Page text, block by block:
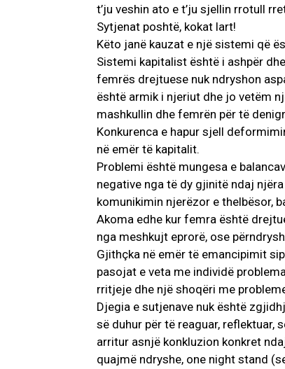
t’ju veshin ato e t’ju sjellin rrotull
Sytjenat poshtë, kokat lart!
Këto janë kauzat e një sistemi që
Sistemi kapitalist është i ashpër
femrës drejtuese nuk ndryshon
është armik i njeriut dhe jo vetëm
mashkullin dhe femrën për të
Konkurenca e hapur sjell
në emër të kapitalit.
Problemi është mungesa e
negative nga të dy gjinitë ndaj
komunikimin njerëzor e thelbësor,
Akoma edhe kur femra është
nga meshkujt eprorë, ose
Gjithçka në emër të emancipimit
pasojat e veta me individë
rritjeje dhe një shoqëri me
Djegia e sutjenave nuk është
së duhur për të reaguar, reflektuar,
arritur asnjë konkluzion konkret
quajmë ndryshe, one night stand